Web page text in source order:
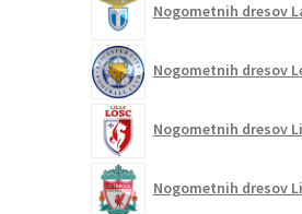
Nogometnih dresov
Nogometnih dresov
Nogometnih dresov
Nogometnih dresov